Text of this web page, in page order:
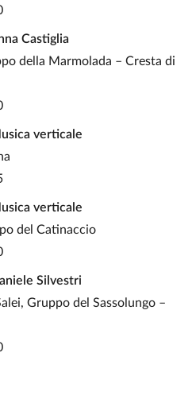
Castiglia
della Marmolada – Cresta di
verticale
verticale
del Catinaccio
Silvestri
Gruppo del Sassolungo –